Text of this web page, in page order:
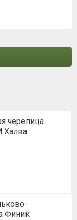
черепица
Халва
Финик